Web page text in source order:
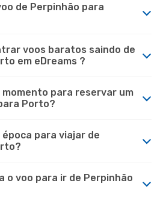
de Perpinhão para
voos baratos saindo de
em eDreams ?
momento para reservar um
Porto?
época para viajar de
o voo para ir de Perpinhão